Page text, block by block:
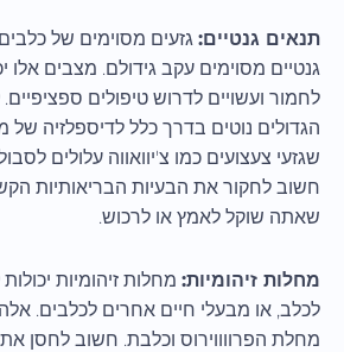
תנאים גנטיים: גזעים מסוימים של
גנטיים מסוימים עקב גידולם. מצבים אלו
לחמור ועשויים לדרוש טיפולים
הגדולים נוטים בדרך כלל לדיספלזיה של
שגזעי צעצועים כמו צ'יוואווה עלולים
חשוב לחקור את הבעיות הבריאותיות
שאתה שוקל לאמץ או לרכוש.
מחלות זיהומיות: מחלות זיהומיות
לכלב, או מבעלי חיים אחרים לכלבים. אלה
מחלת הפרווווירוס וכלבת. חשוב לחסן